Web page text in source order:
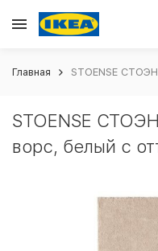
Главная STOENSE
STOENSE
ворс, белый с